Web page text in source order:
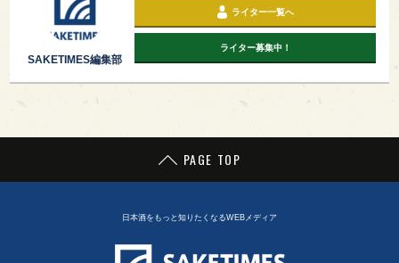
SAKETIMES編集部
ライター一覧へ
ライター募集中！
PAGE TOP
日本酒をもっと知りたくなるWEBメディア